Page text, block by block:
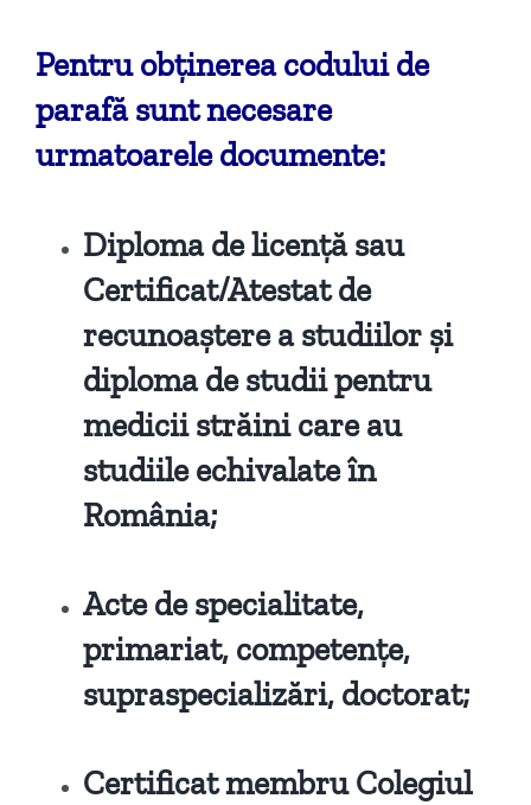
Pentru obținerea codului de
parafă sunt necesare
urmatoarele documente:
Diploma de licență sau
Certificat/Atestat de
recunoaștere a studiilor și
diploma de studii pentru
medicii străini care au
studiile echivalate în
România;
Acte de specialitate,
primariat, competențe,
supraspecializări, doctorat;
Certificat membru Colegiul